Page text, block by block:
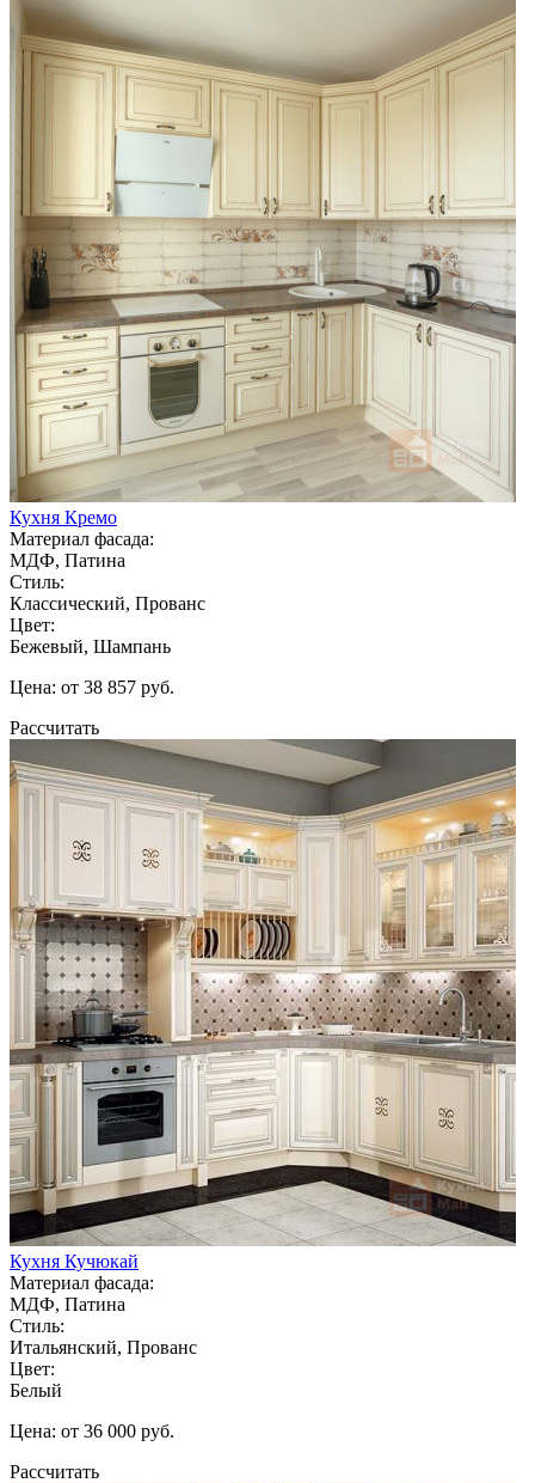
Кухня Кремо
Материал фасада:
МДФ, Патина
Стиль:
Классический, Прованс
Цвет:
Бежевый, Шампань
Цена: от 38 857 руб.
Рассчитать
Кухня Кучюкай
Материал фасада:
МДФ, Патина
Стиль:
Итальянский, Прованс
Цвет:
Белый
Цена: от 36 000 руб.
Рассчитать